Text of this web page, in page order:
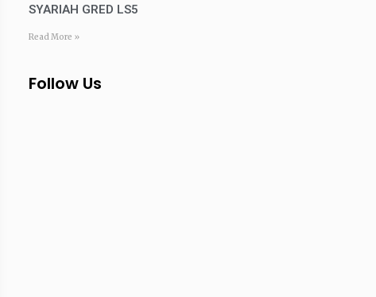
SYARIAH GRED LS5
Read More »
Follow Us